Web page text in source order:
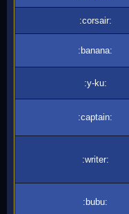
:corsair:
:banana:
:y-ku:
:captain:
:writer:
:bubu: